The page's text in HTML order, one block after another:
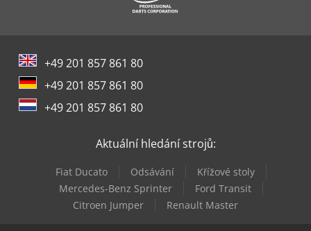
Striebig Compact 5220
Striebig Evolution 6224
Sw Schwäbische Werkzeugmaschinen Ba W06-22
Weinbrenner Tsv 20/4100
Weyrauch Sw 32 G
+49 201 857 861 80
+49 201 857 861 80
+49 201 857 861 80
Aktuální hledání strojů:
Fiat Ducato Odsávání
Křížové stoly
Mercedes-Benz Sprinter
Ford Transit
Citroen Jumper
Renault Master